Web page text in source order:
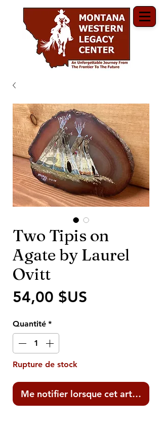
Two Tipis on
Agate by Laurel
Ovitt
54,00 $US
Quantité *
Rupture de stock
Me notifier lorsque cet article est